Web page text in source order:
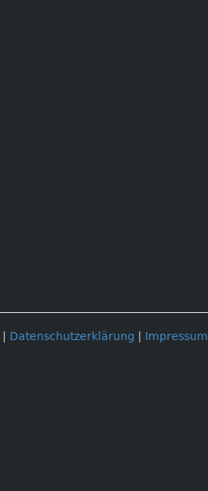
Datenschutzerklärung Impressum